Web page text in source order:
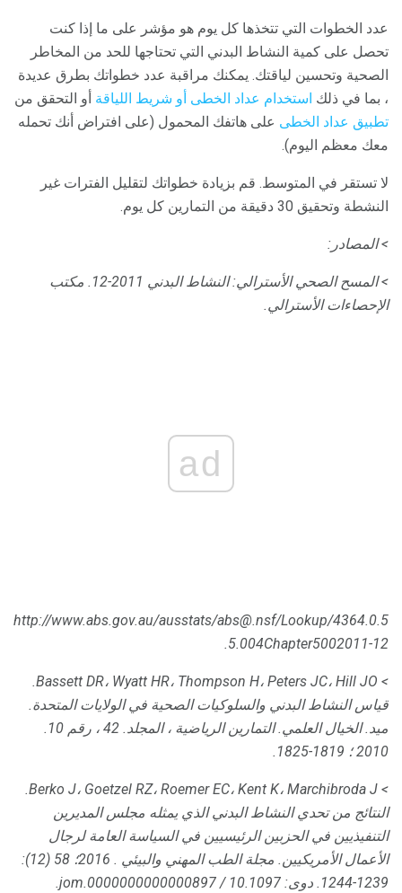
عدد الخطوات التي تتخذها كل يوم هو مؤشر على ما إذا كنت
تحصل على كمية النشاط البدني التي تحتاجها للحد من المخاطر
الصحية وتحسين لياقتك. يمكنك مراقبة عدد خطواتك بطرق عديدة
، بما في ذلك استخدام عداد الخطى أو شريط اللياقة أو التحقق من
تطبيق عداد الخطى على هاتفك المحمول (على افتراض أنك تحمله
معك معظم اليوم).
لا تستقر في المتوسط. قم بزيادة خطواتك لتقليل الفترات غير
النشطة وتحقيق 30 دقيقة من التمارين كل يوم.
> المصادر:
> المسح الصحي الأسترالي: النشاط البدني 2011-12.
مكتب
الإحصاءات الأسترالي.
ad
http://www.abs.gov.au/ausstats/abs@.nsf/Lookup/4364.0.5
5.004Chapter5002011-12.
> Bassett DR، Wyatt HR، Thompson H، Peters JC، Hill JO.
قياس النشاط البدني والسلوكيات الصحية في الولايات المتحدة.
ميد. الخيال العلمي. التمارين الرياضية ، المجلد.
42 ، رقم 10.
2010 ؛ 1819-1825.
> Berko J، Goetzel RZ، Roemer EC، Kent K، Marchibroda J.
النتائج من تحدي النشاط البدني الذي يمثله مجلس المديرين
التنفيذيين في الحزبين الرئيسيين في السياسة العامة لرجال
الأعمال الأمريكيين. مجلة الطب المهني والبيئي .
2016؛ 58 (12):
1239-1244.
دوى: 10.1097 / jom.0000000000000897.